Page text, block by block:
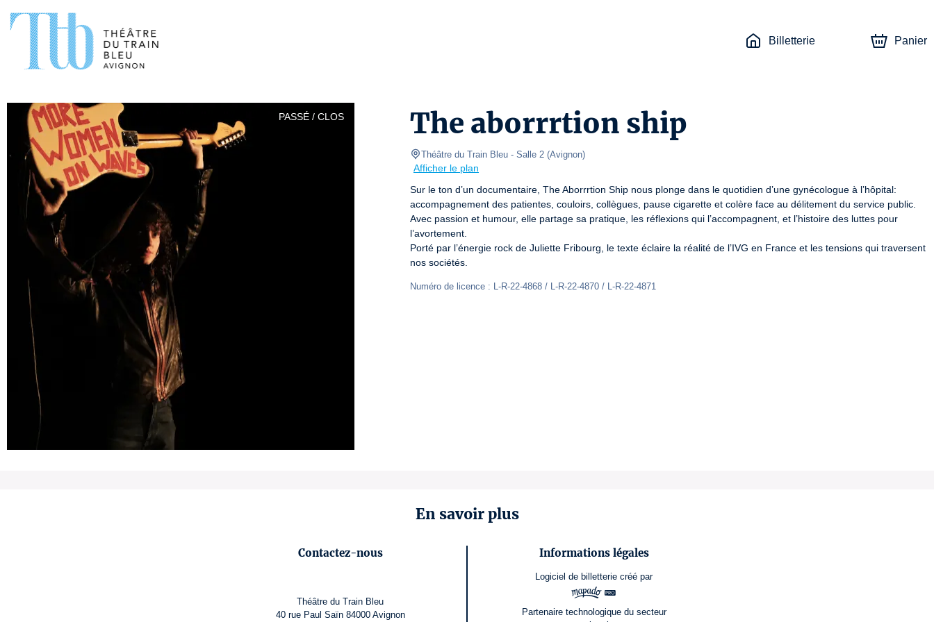
Billetterie Panier
PASSÉ / CLOS The aborrrtion ship
Théâtre du Train Bleu - Salle 2 (Avignon)
Afficher le plan
Sur le ton d’un documentaire, The Aborrrtion Ship nous plonge dans le quotidien d’une gynécologue à l’hôpital:
accompagnement des patientes, couloirs, collègues, pause cigarette et colère face au délitement du service public.
Avec passion et humour, elle partage sa pratique, les réflexions qui l’accompagnent, et l’histoire des luttes pour
l’avortement.
Porté par l’énergie rock de Juliette Fribourg, le texte éclaire la réalité de l’IVG en France et les tensions qui traversent
nos sociétés.
Numéro de licence : L-R-22-4868 / L-R-22-4870 / L-R-22-4871
En savoir plus
Contactez-nous
Théâtre du Train Bleu
40 rue Paul Saïn 84000 Avignon
Informations légales
Logiciel de billetterie créé par
Partenaire technologique du secteur